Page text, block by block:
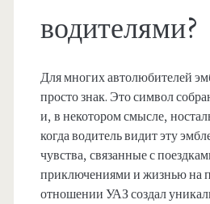
водителями?
Для многих автолюбителей
просто знак. Это символ
и, в некотором смысле,
когда водитель видит эту
чувства, связанные с
приключениями и жизнью на
отношении УАЗ создал